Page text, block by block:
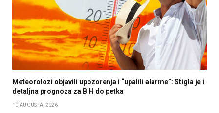
Meteorolozi objavili upozorenja i “upalili alarme”: Stigla je i
detaljna prognoza za BiH do petka
10 AUGUSTA, 2026